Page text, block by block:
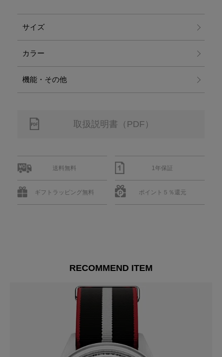
サイズ
カラー
機能・その他
取扱説明書（PDF）
送料無料 1年保証
ギフトラッピング無料 ポイント５％還元
RECOMMEND ITEM